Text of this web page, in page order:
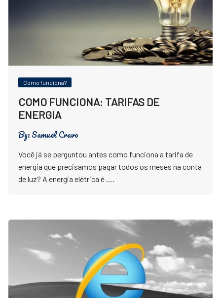
Como funciona?
COMO FUNCIONA: TARIFAS DE
ENERGIA
By:Samuel Cravo
Você já se perguntou antes como funciona a tarifa de
energia que precisamos pagar todos os meses na conta
de luz? A energia elétrica é ….